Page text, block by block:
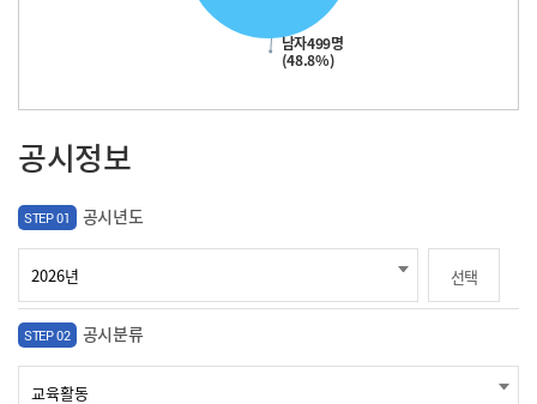
남자499명
(48.8%)
공시정보
STEP 01 공시년도
선택
STEP 02 공시분류